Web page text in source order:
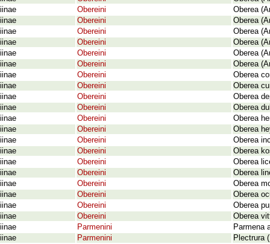
Obereini
Oberea
Obereini
Oberea
Obereini
Oberea
Obereini
Oberea
Obereini
Oberea
Obereini
Oberea
Obereini
Oberea
Obereini
Oberea
Obereini
Oberea
Obereini
Oberea
Obereini
Oberea
Obereini
Oberea
Obereini
Oberea
Obereini
Oberea
Obereini
Oberea
Obereini
Oberea
Obereini
Oberea
Obereini
Oberea
Obereini
Oberea
Obereini
Oberea
Parmenini
Parmena
Parmenini
Plectrura